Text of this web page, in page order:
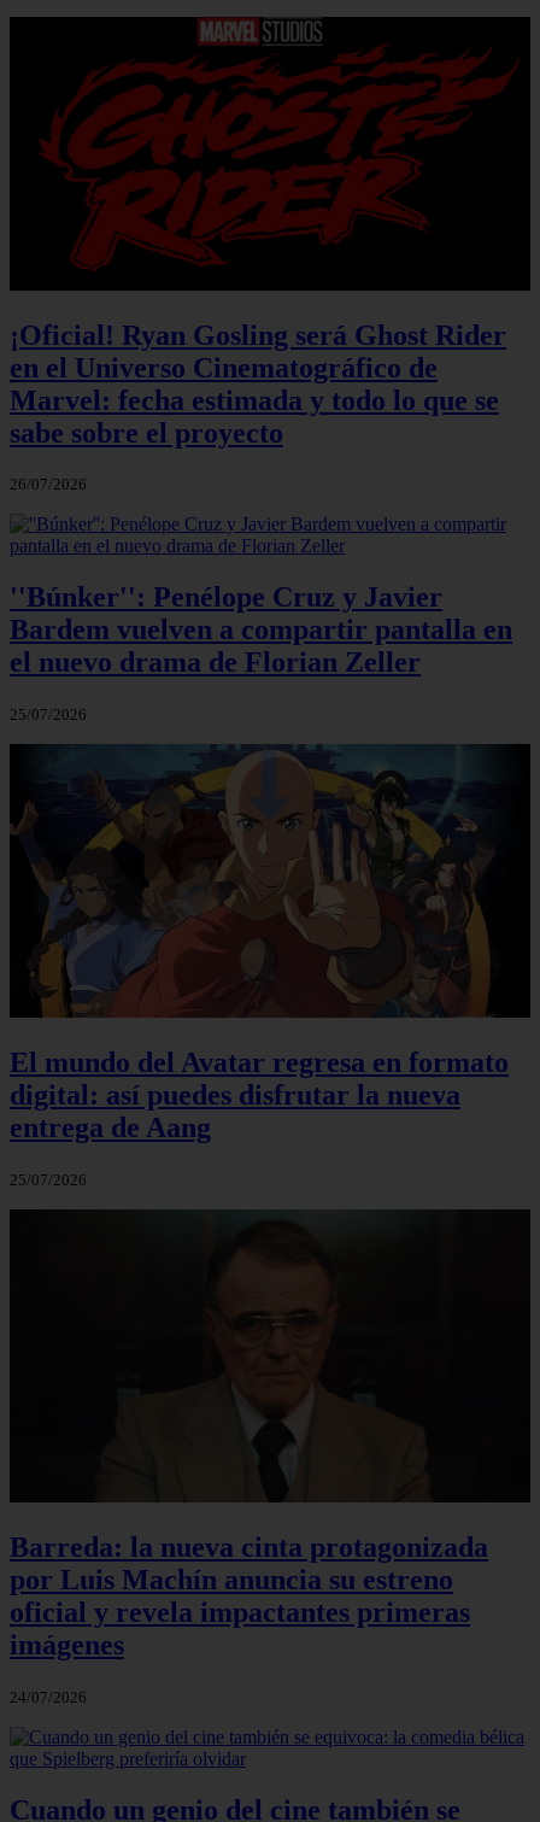
¡Oficial! Ryan Gosling será Ghost Rider
en el Universo Cinematográfico de
Marvel: fecha estimada y todo lo que se
sabe sobre el proyecto
26/07/2026
''Búnker'': Penélope Cruz y Javier
Bardem vuelven a compartir pantalla en
el nuevo drama de Florian Zeller
25/07/2026
El mundo del Avatar regresa en formato
digital: así puedes disfrutar la nueva
entrega de Aang
25/07/2026
Barreda: la nueva cinta protagonizada
por Luis Machín anuncia su estreno
oficial y revela impactantes primeras
imágenes
24/07/2026
Cuando un genio del cine también se